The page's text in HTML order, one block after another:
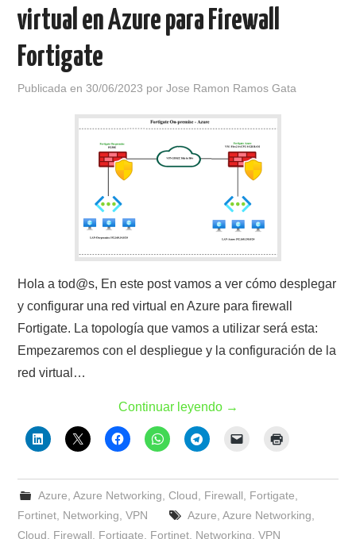
virtual en Azure para Firewall
Fortigate
Publicada en30/06/2023 porJose Ramon Ramos Gata
Hola a tod@s, En este post vamos a ver cómo desplegar
y configurar una red virtual en Azure para firewall
Fortigate. La topología que vamos a utilizar será esta:
Empezaremos con el despliegue y la configuración de la
red virtual…
Continuar leyendo →
Azure Azure Networking Cloud Firewall Fortigate
Fortinet Networking ,VPN Azure Azure Networking
Cloud
Firewall Fortigate Fortinet Networking ,VPN